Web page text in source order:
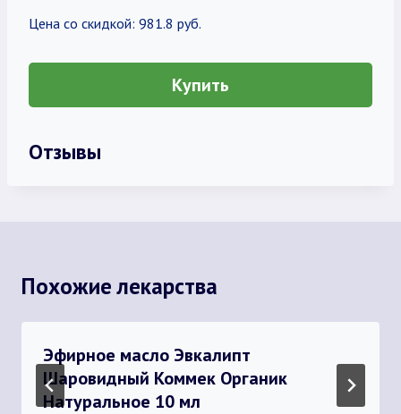
Цена со скидкой: 981.8 руб.
Купить
Отзывы
Похожие лекарства
Эфирное масло Эвкалипт
Шаровидный Коммек Органик
Натуральное 10 мл